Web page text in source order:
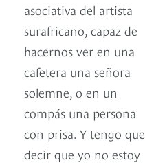
asociativa del artista
surafricano, capaz de
hacernos ver en una
cafetera una señora
solemne, o en un
compás una persona
con prisa. Y tengo que
decir que yo no estoy